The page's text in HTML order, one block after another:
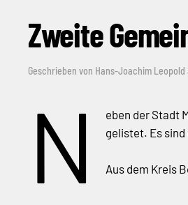
Zweite
Geschrieben von Hans-Joachim Leopold
N eben der Stadt
gelistet. Es
Aus dem Kreis